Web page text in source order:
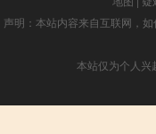
声明：本站内容来自互联网，
本站仅为个人兴